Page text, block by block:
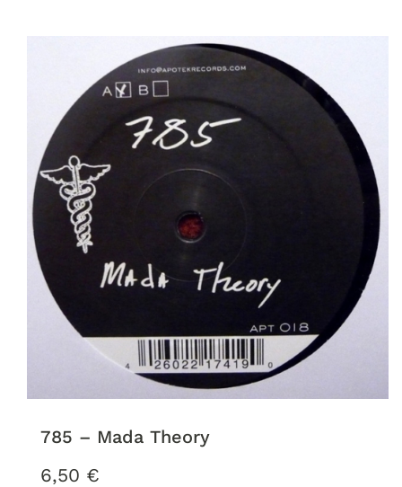
785 – Mada Theory
6,50 €